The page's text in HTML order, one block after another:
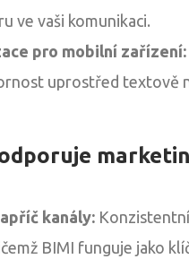
ve vaši komunikaci.
pro mobilní zařízení:
uprostřed textově
kanály:
BIMI funguje jako